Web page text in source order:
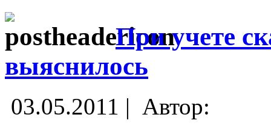
При учете
выяснилось
03.05.2011 | Автор: